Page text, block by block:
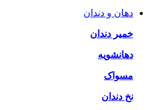
دهان و دندان
خمیر دندان
دهانشویه
مسواک
نخ دندان